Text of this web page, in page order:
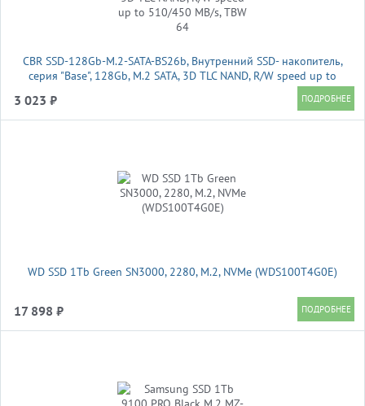
CBR SSD-128Gb-M.2-SATA-BS26b, Внутренний SSD- накопитель,
серия "Base", 128Gb, M.2 SATA, 3D TLC NAND, R/W speed up to
3 023 ₽
WD SSD 1Tb Green SN3000, 2280, M.2, NVMe (WDS100T4G0E)
17 898 ₽